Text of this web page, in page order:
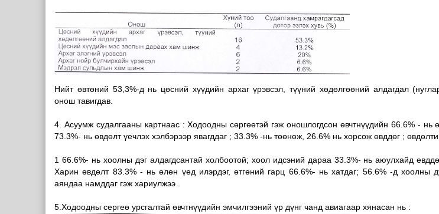
Нийт өвтөний 53,3%-д нь цөсний хүүдийн архаг үрэвсэл, түүний хөдөлгөөний алдагдал
онош тавигдав.
4. Асуумж судалгааны картнаас : Ходоодны сөргөөтэй гэж оношлогдсон өвчтнүүдийн 66.6% - нь
73.3%- нь өвдөлт үечлэх хэлбэрээр явагддаг ; 33.3% -нь төөнөж, 26.6% нь хорсож өвддөг ;
1 66.6%- нь хоолны дэг алдагдсантай холбоотой; хоол идсэний дараа 33.3%- нь аюулхайд
Харин өвдөлт 83.3% - нь өлөн үед илэрдэг, өтгөний гарц 66.6%- нь хатдаг; 56.6% -д
аяндаа намддаг гэж хариулжээ .
5.Ходоодны сергеө урсгалтай өвчтнүүдийн эмчилгээний үр дүнг чанд авиагаар хянасан нь :